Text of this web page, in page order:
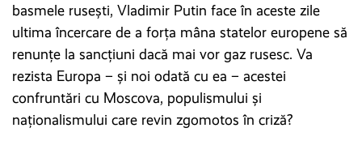
basmele rusești, Vladimir Putin face în aceste zile
ultima încercare de a forța mâna statelor europene să
renunțe la sancțiuni dacă mai vor gaz rusesc. Va
rezista Europa – și noi odată cu ea – acestei
confruntări cu Moscova, populismului și
naționalismului care revin zgomotos în criză?